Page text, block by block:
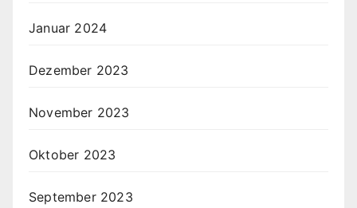
Januar 2024
Dezember 2023
November 2023
Oktober 2023
September 2023